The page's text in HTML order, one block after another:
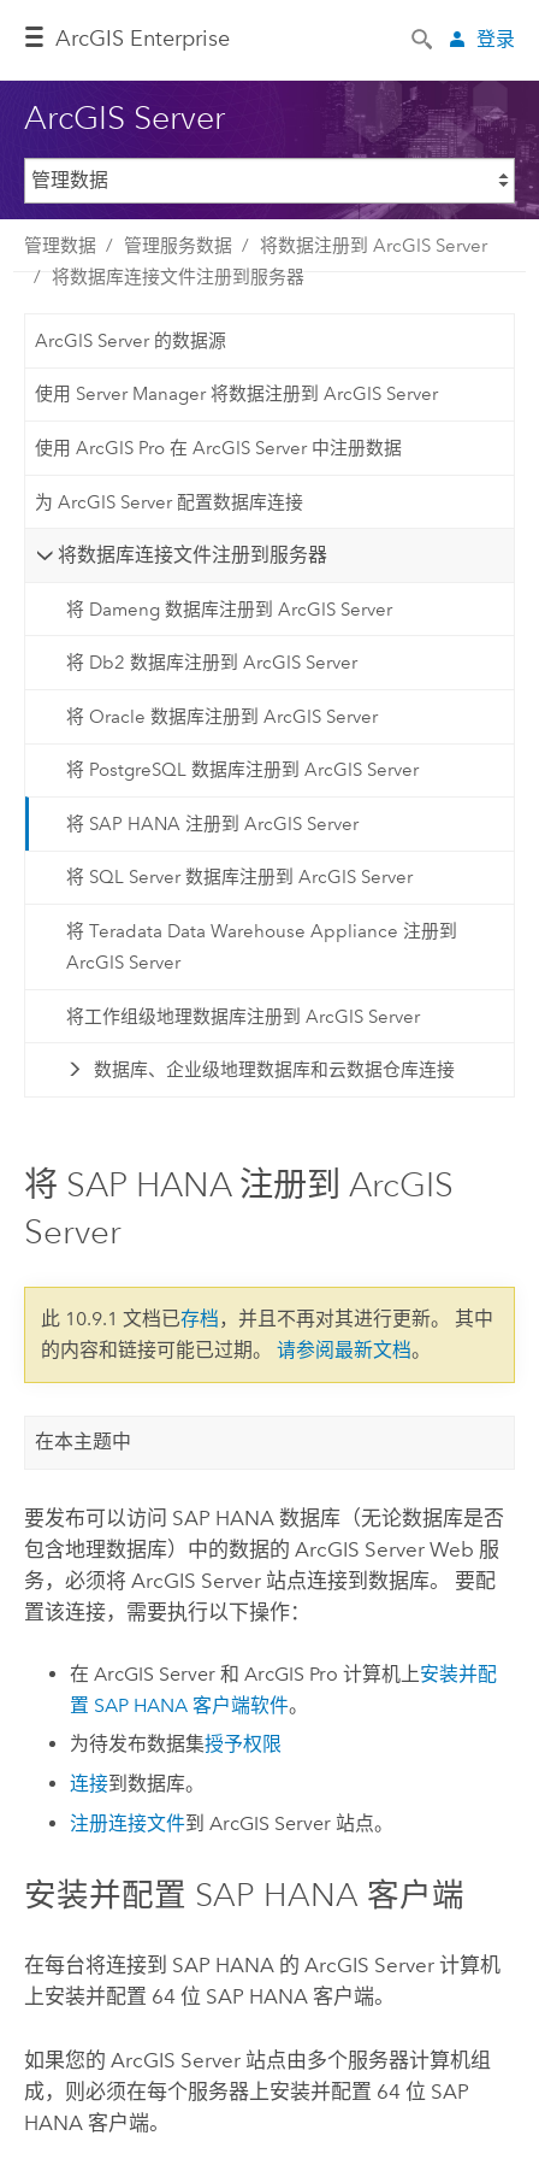
ArcGIS Enterprise 登录
ArcGIS Server
管理数据 管理服务数据
将数据注册到 ArcGIS Server
将数据库连接文件注册到服务器
ArcGIS Server 的数据源
使用 Server Manager 将数据注册到 ArcGIS Server
使用 ArcGIS Pro 在 ArcGIS Server 中注册数据
为 ArcGIS Server 配置数据库连接
将数据库连接文件注册到服务器
将 Dameng 数据库注册到 ArcGIS Server
将 Db2 数据库注册到 ArcGIS Server
将 Oracle 数据库注册到 ArcGIS Server
将 PostgreSQL 数据库注册到 ArcGIS Server
将 SAP HANA 注册到 ArcGIS Server
将 SQL Server 数据库注册到 ArcGIS Server
将 Teradata Data Warehouse Appliance 注册到
ArcGIS Server
将工作组级地理数据库注册到 ArcGIS Server
数据库、企业级地理数据库和云数据仓库连接
将 SAP HANA 注册到 ArcGIS
Server
此 10.9.1 文档已存档，并且不再对其进行更新。 其中
的内容和链接可能已过期。 请参阅最新文档。
在本主题中
要发布可以访问 SAP HANA 数据库（无论数据库是否
包含地理数据库）中的数据的 ArcGIS ServerWeb 服
务，必须将 ArcGIS Server站点连接到数据库。 要配
置该连接，需要执行以下操作：
在ArcGIS Server 和ArcGIS Pro 计算机上安装并配
置 SAP HANA 客户端软件。
为待发布数据集授予权限
连接到数据库。
注册连接文件到ArcGIS Server 站点。
安装并配置 SAP HANA 客户端
在每台将连接到 SAP HANA的 ArcGIS Server计算机
上安装并配置 64 位 SAP HANA客户端。
如果您的 ArcGIS Server站点由多个服务器计算机组
成，则必须在每个服务器上安装并配置 64 位 SAP
HANA 客户端。